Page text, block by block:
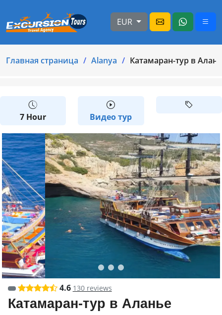
EUR
Главная страница Alanya Катамаран-тур в
7 Hour Видео тур
4.6 130 reviews
Катамаран-тур в Аланье